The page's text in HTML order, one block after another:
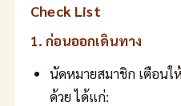
Check List
1. ก่อนออกเดินทาง
นัดหมายสมาชิก เตือนใ
ด้วย ได้แก่: